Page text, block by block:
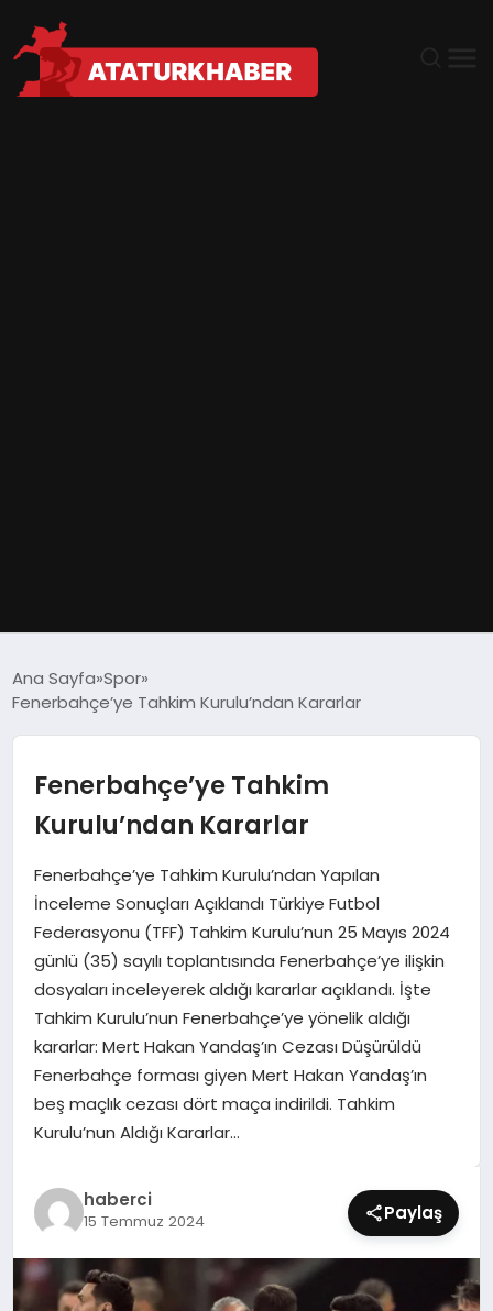
EĞITIM
EKONOMI
MAGAZIN
SAĞLIK
SIYASET
SPOR
TEKNOLOJI
Ana Sayfa Spor
Fenerbahçe’ye Tahkim Kurulu’ndan Kararlar
Fenerbahçe’ye Tahkim
Kurulu’ndan Kararlar
Fenerbahçe’ye Tahkim Kurulu’ndan Yapılan
İnceleme Sonuçları Açıklandı Türkiye Futbol
Federasyonu (TFF) Tahkim Kurulu’nun 25 Mayıs 2024
günlü (35) sayılı toplantısında Fenerbahçe’ye ilişkin
dosyaları inceleyerek aldığı kararlar açıklandı. İşte
Tahkim Kurulu’nun Fenerbahçe’ye yönelik aldığı
kararlar: Mert Hakan Yandaş’ın Cezası Düşürüldü
Fenerbahçe forması giyen Mert Hakan Yandaş’ın
beş maçlık cezası dört maça indirildi. Tahkim
Kurulu’nun Aldığı Kararlar…
haberci
15 Temmuz 2024 Paylaş